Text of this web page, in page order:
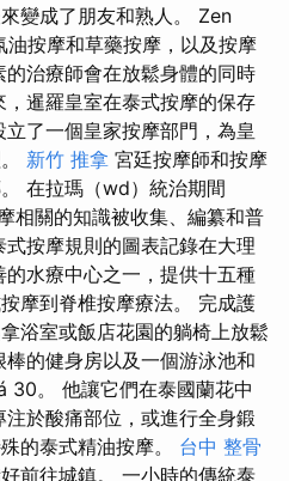
變成了朋友和熟人。 Zen
按摩和草藥按摩，以及按摩
治療師會在放鬆身體的同時
暹羅皇室在泰式按摩的保存
了一個皇家按摩部門，為皇
新竹 推拿 宮廷按摩師和按摩
在拉瑪（wd）統治期間
相關的知識被收集、編纂和普
按摩規則的圖表記錄在大理
水療中心之一，提供十五種
摩到脊椎按摩療法。 完成護
浴室或飯店花園的躺椅上放鬆
的健身房以及一個游泳池和
30。 他讓它們在泰國蘭花中
於酸痛部位，或進行全身鍛
的泰式精油按摩。 台中 整骨
前往城鎮。 一小時的傳統泰